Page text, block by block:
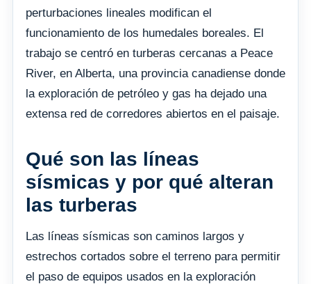
perturbaciones lineales modifican el
funcionamiento de los humedales boreales. El
trabajo se centró en turberas cercanas a Peace
River, en Alberta, una provincia canadiense donde
la exploración de petróleo y gas ha dejado una
extensa red de corredores abiertos en el paisaje.
Qué son las líneas
sísmicas y por qué alteran
las turberas
Las líneas sísmicas son caminos largos y
estrechos cortados sobre el terreno para permitir
el paso de equipos usados en la exploración